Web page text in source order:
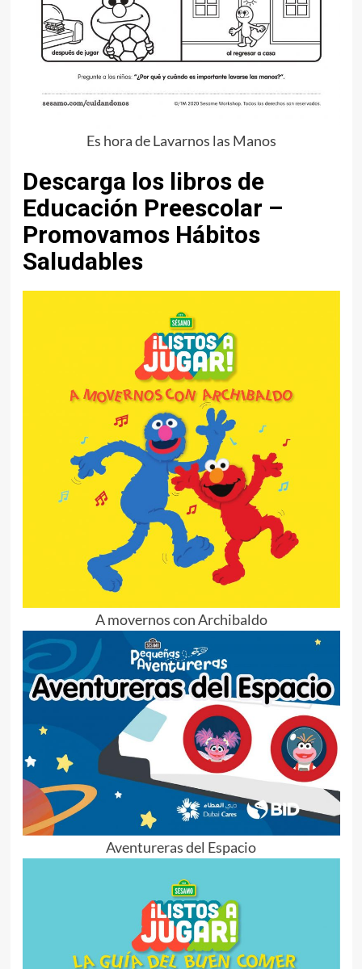
Es hora de Lavarnos las Manos
Descarga los libros de
Educación Preescolar –
Promovamos Hábitos
Saludables
A movernos con Archibaldo
Aventureras del Espacio